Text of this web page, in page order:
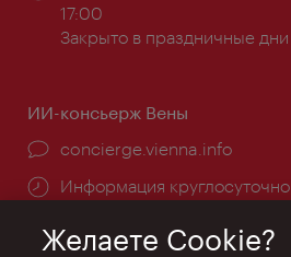
работы:
17:00
Закрыто в праздничные дни
ИИ-консьерж Вены
concierge.vienna.info
Информация круглосуточно
Желаете Cookie?